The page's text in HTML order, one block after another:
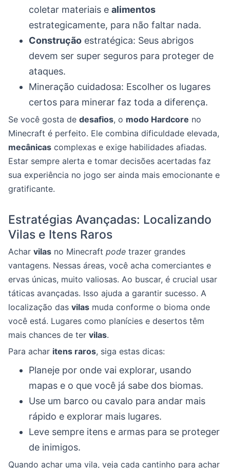
coletar materiais e alimentos
estrategicamente, para não faltar nada.
Construção estratégica: Seus abrigos
devem ser super seguros para proteger de
ataques.
Mineração cuidadosa: Escolher os lugares
certos para minerar faz toda a diferença.
Se você gosta de desafios, o modo Hardcore no
Minecraft é perfeito. Ele combina dificuldade elevada,
mecânicas complexas e exige habilidades afiadas.
Estar sempre alerta e tomar decisões acertadas faz
sua experiência no jogo ser ainda mais emocionante e
gratificante.
Estratégias Avançadas: Localizando
Vilas e Itens Raros
Achar vilas no Minecraft pode trazer grandes
vantagens. Nessas áreas, você acha comerciantes e
ervas únicas, muito valiosas. Ao buscar, é crucial usar
táticas avançadas. Isso ajuda a garantir sucesso. A
localização das vilas muda conforme o bioma onde
você está. Lugares como planícies e desertos têm
mais chances de ter vilas.
Para achar itens raros, siga estas dicas:
Planeje por onde vai explorar, usando
mapas e o que você já sabe dos biomas.
Use um barco ou cavalo para andar mais
rápido e explorar mais lugares.
Leve sempre itens e armas para se proteger
de inimigos.
Quando achar uma vila, veja cada cantinho para achar